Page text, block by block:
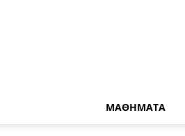
ΜΑΘΗΜΑΤΑ